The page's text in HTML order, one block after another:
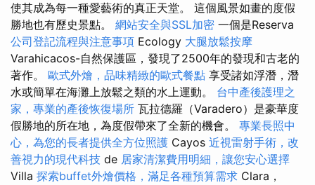
使其成為每一種愛藝術的真正天堂。 這個風景如畫的度假
勝地也有歷史景點。 網站安全與SSL加密 一個是Reserva
公司登記流程與注意事項 Ecology 大腿放鬆按摩
Varahicacos-自然保護區，發現了2500年的發現和古老的
著作。 歐式外燴，品味精緻的歐式餐點 享受諸如浮潛，潛
水或簡單在海灘上放鬆之類的水上運動。 台中產後護理之
家，專業的產後恢復場所 瓦拉德羅（Varadero）是豪華度
假勝地的所在地，為度假帶來了全新的機會。 專業長照中
心，為您的長者提供全方位照護 Cayos 近視雷射手術，改
善視力的現代科技 de 居家清潔費用明細，讓您安心選擇
Villa 探索buffet外燴價格，滿足各種預算需求 Clara，